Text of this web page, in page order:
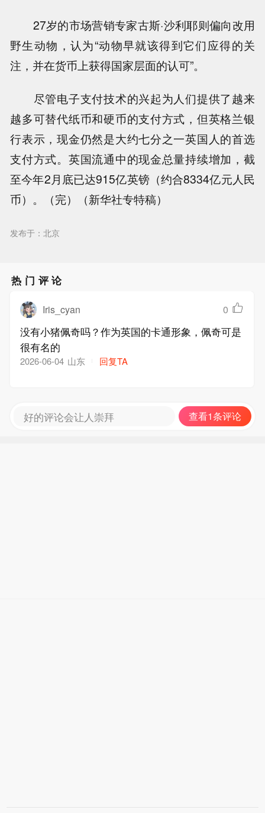
27岁的市场营销专家古斯·沙利耶则偏向改用
野生动物，认为“动物早就该得到它们应得的关
注，并在货币上获得国家层面的认可”。
尽管电子支付技术的兴起为人们提供了越来
越多可替代纸币和硬币的支付方式，但英格兰银
行表示，现金仍然是大约七分之一英国人的首选
支付方式。英国流通中的现金总量持续增加，截
至今年2月底已达915亿英镑（约合8334亿元人民
币）。（完）（新华社专特稿）
发布于：北京
热门评论
Iris_cyan 0
没有小猪佩奇吗？作为英国的卡通形象，佩奇可是
很有名的
2026-06-04 山东 回复TA
好的评论会让人崇拜 查看1条评论